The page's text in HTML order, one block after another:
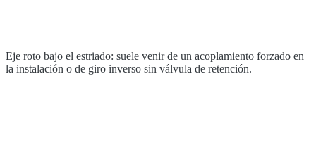
Eje roto bajo el estriado: suele venir de un acoplamiento forzado en
la instalación o de giro inverso sin válvula de retención.